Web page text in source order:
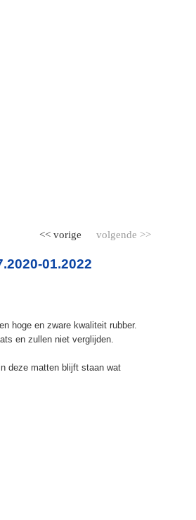
volgende >>
<< vorige
01.2022
hoge en zware kwaliteit rubber.
en zullen niet verglijden.
deze matten blijft staan wat